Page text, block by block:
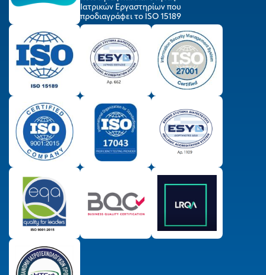
Ιατρικών Εργαστηρίων που
προδιαγράφει το ISO 15189